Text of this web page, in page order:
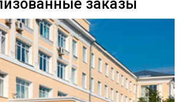
заказы